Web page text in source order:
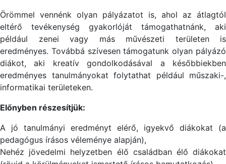
Örömmel vennénk olyan pályázatot is, ahol az átlagtól
eltérő tevékenység gyakorlóját támogathatnánk, aki
például zenei vagy más művészeti területen is
eredményes. Továbbá szívesen támogatunk olyan pályázó
diákot, aki kreatív gondolkodásával a későbbiekben
eredményes tanulmányokat folytathat például műszaki-,
informatikai területeken.
Előnyben részesítjük:
A jó tanulmányi eredményt elérő, igyekvő diákokat (a
pedagógus írásos véleménye alapján),
Nehéz jövedelmi helyzetben élő családban élő diákokat